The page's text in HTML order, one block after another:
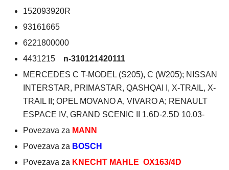
152093920R
93161665
6221800000
4431215
n-310121420111
MERCEDES C T-MODEL (S205), C (W205); NISSAN
INTERSTAR, PRIMASTAR, QASHQAI I, X-TRAIL, X-
TRAIL II; OPEL MOVANO A, VIVARO A; RENAULT
ESPACE IV, GRAND SCENIC II 1.6D-2.5D 10.03-
Povezava za MANN
Povezava za BOSCH
Povezava za KNECHT MAHLE OX163/4D